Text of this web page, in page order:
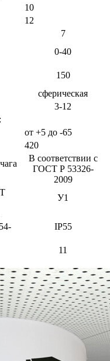
10
12
7
0-40
150
сферическая
3-12
от +5 до -65
420
В соответствии с
ГОСТ Р 53326-
2009
У1
IP55
11